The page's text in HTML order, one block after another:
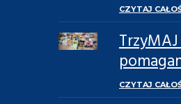
CZYTAJ
Możemy
CZYTAJ